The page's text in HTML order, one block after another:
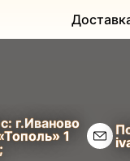
г.Иваново
1